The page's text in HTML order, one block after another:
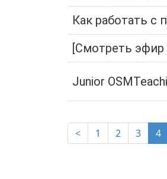
Как работать с
[Смотреть эфир
Junior
< 1 2 3 4